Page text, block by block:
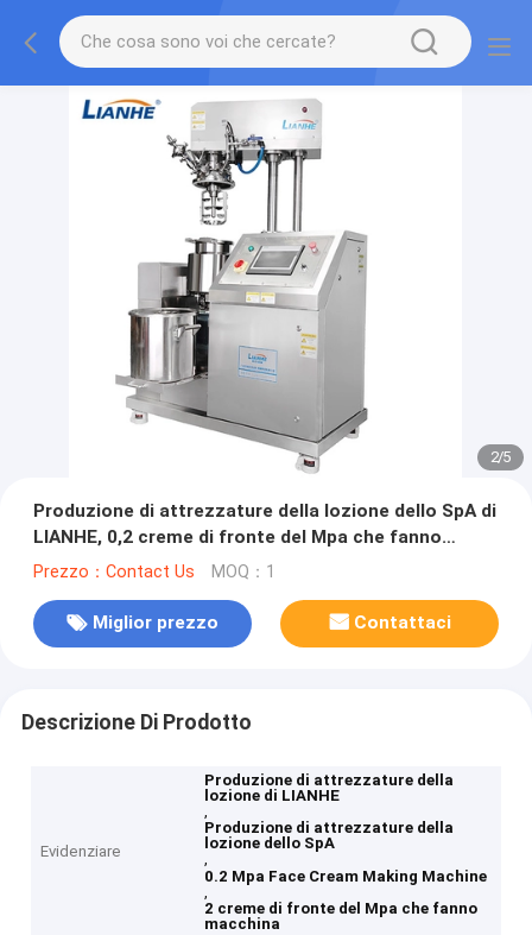
2/5
Produzione di attrezzature della lozione dello SpA di
LIANHE, 0,2 creme di fronte del Mpa che fanno
macchina
Prezzo：Contact Us MOQ：1
Miglior prezzo Contattaci
Descrizione Di Prodotto
Evidenziare
Produzione di attrezzature della
lozione di LIANHE
,
Produzione di attrezzature della
lozione dello SpA
,
0.2 Mpa Face Cream Making Machine
,
2 creme di fronte del Mpa che fanno
macchina